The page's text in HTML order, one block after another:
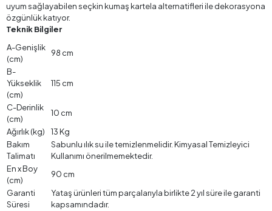
uyum sağlayabilen seçkin kumaş kartela alternatifleri ile dekorasyona
özgünlük katıyor.
Teknik Bilgiler
A-Genişlik
(cm)
98 cm
B-
Yükseklik
(cm)
115 cm
C-Derinlik
(cm)
10 cm
Ağırlık (kg)
13 Kg
Bakım
Talimatı
Sabunlu ılık su ile temizlenmelidir. Kimyasal Temizleyici
Kullanımı önerilmemektedir.
En x Boy
(cm)
90 cm
Garanti
Süresi
Yataş ürünleri tüm parçalarıyla birlikte 2 yıl süre ile garanti
kapsamındadır.